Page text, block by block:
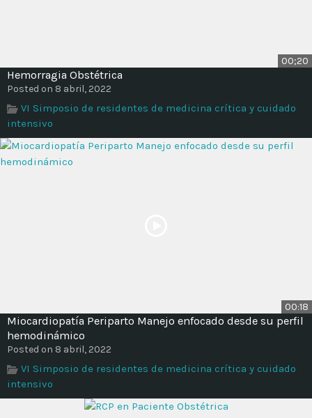
00;20
Hemorragia Obstétrica
Posted on 8 abril, 2022
VI Simposio de residentes de medicina crítica y cuidado
intensivo
00:18
Miocardiopatía Periparto Manejo enfocado desde su perfil
hemodinámico
Posted on 8 abril, 2022
VI Simposio de residentes de medicina crítica y cuidado
intensivo